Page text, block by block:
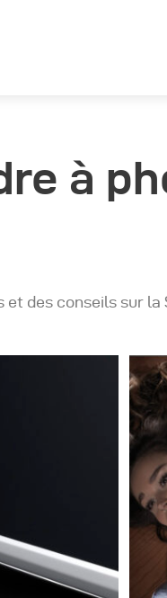
à
des conseils sur la